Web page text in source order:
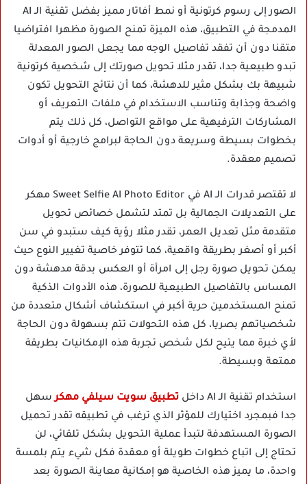
الصور إلى رسوم كرتونية أو نمط أفاتار مميز بفضل تقنية الـ AI
المدمجة في التطبيق، هذه الميزة تمنح الصورة مظهرا افتراضيا
متقنا دون أن تفقد تفاصيل الوجه مما يجعل الصور المعدلة
تبدو طبيعية جدا، تقدر مثلا تحويل صورتك إلى شخصية كرتونية
شبيهة بك بشكل مثير للدهشة، كما أن نتائج التحويل تكون
واضحة وجذابة وتناسب الاستخدام في ملفات التعريف أو
المشاركات الترفيهية على مواقع التواصل، كل ذلك يتم
بخطوات بسيطة وسريعة دون الحاجة لبرامج خارجية أو أدوات
تصميم معقدة.
لا تقتصر قدرات الـ AI في Sweet Selfie AI Photo Editor مهكر
على التعديلات الجمالية بل تمتد لتشمل خصائص تحويل
متقدمة مثل تعديل العمر، تقدر مثلا رؤية كيف ستبدو في سن
أكبر أو أصغر بطريقة واقعية، كما تتوفر خاصية تغيير النوع حيث
يمكن تحويل صورة رجل إلى امرأة أو العكس بدقة مدهشة دون
المساس بالتفاصيل الطبيعية للصورة، هذه الأدوات الذكية
تمنح المستخدمين حرية أكبر في استكشاف أشكال متعددة من
شخصياتهم بصريا، كل هذه التحولات تتم بسهولة دون الحاجة
لأي خبرة مما يتيح لكل شخص تجربة هذه الإمكانيات بطريقة
ممتعة وبسيطة.
استخدام تقنية الـ AI داخل تطبيق سويت سيلفي مهكرسهل
جدا فبمجرد اختيارك للمؤثر الذي ترغب في تطبيقه تقدر تحميل
الصورة المستهدفة لتبدأ عملية التحويل بشكل تلقائي، لن
تحتاج إلى اتباع خطوات طويلة أو معقدة فكل شيء يتم بلمسة
واحدة، ما يميز هذه الخاصية هو إمكانية معاينة الصورة بعد